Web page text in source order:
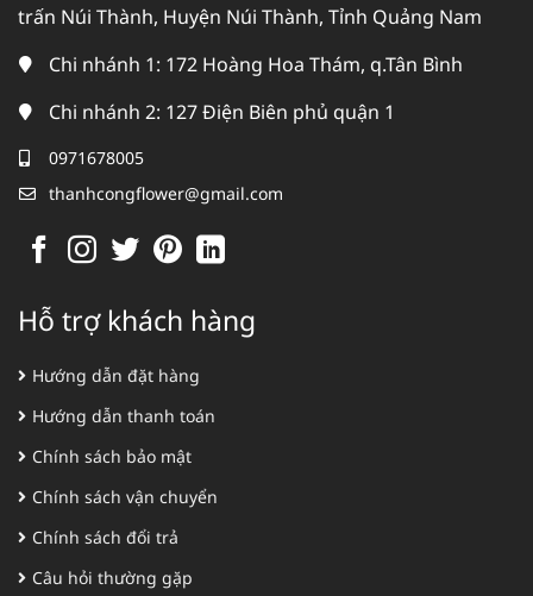
trấn Núi Thành, Huyện Núi Thành, Tỉnh Quảng Nam
Chi nhánh 1: 172 Hoàng Hoa Thám, q.Tân Bình
Chi nhánh 2: 127 Điện Biên phủ quận 1
0971678005
thanhcongflower@gmail.com
Hỗ trợ khách hàng
Hướng dẫn đặt hàng
Hướng dẫn thanh toán
Chính sách bảo mật
Chính sách vận chuyển
Chính sách đổi trả
Câu hỏi thường gặp